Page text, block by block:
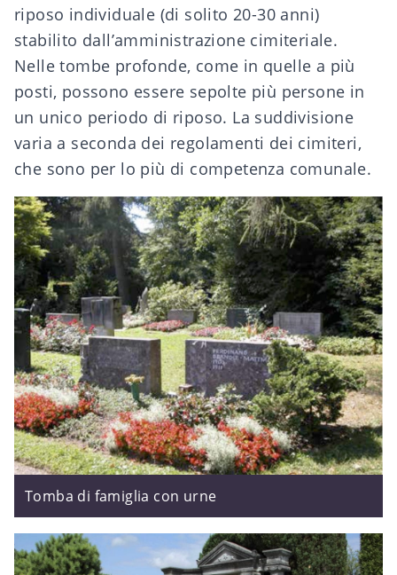
riposo individuale (di solito 20-30 anni)
stabilito dall’amministrazione cimiteriale.
Nelle tombe profonde, come in quelle a più
posti, possono essere sepolte più persone in
un unico periodo di riposo. La suddivisione
varia a seconda dei regolamenti dei cimiteri,
che sono per lo più di competenza comunale.
Tomba di famiglia con urne